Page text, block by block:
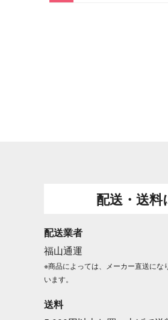
配送・送
配送業者
福山通運
※商品によっては、メーカー直送にな
います。
送料